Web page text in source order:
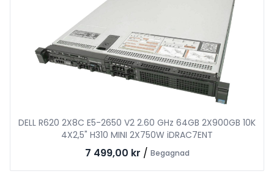
DELL R620 2X8C E5-2650 V2 2.60 GHz 64GB 2X900GB 10K
4X2,5" H310 MINI 2X750W iDRAC7ENT
7 499,00 kr / Begagnad